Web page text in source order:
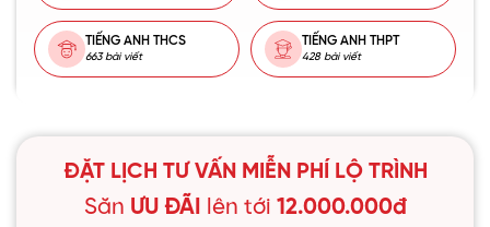
TIẾNG ANH THCS
663 bài viết
TIẾNG ANH THPT
428 bài viết
ĐẶT LỊCH TƯ VẤN MIỄN PHÍ LỘ TRÌNH
Săn ƯU ĐÃI lên tới 12.000.000đ